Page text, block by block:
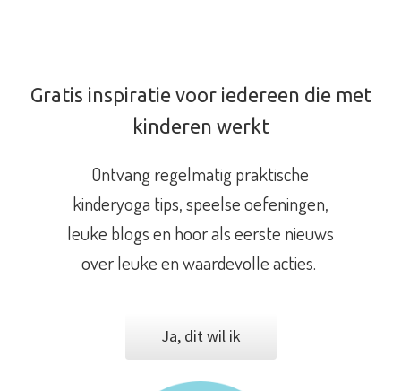
Gratis inspiratie voor iedereen die met
kinderen werkt
Ontvang regelmatig praktische
kinderyoga tips, speelse oefeningen,
leuke blogs en hoor als eerste nieuws
over leuke en waardevolle acties.
Ja, dit wil ik